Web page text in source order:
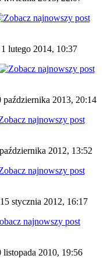
lutego 2014, 10:37
października 2013, 20:14
2012, 13:52
stycznia 2012, 16:17
listopada 2010, 19:56